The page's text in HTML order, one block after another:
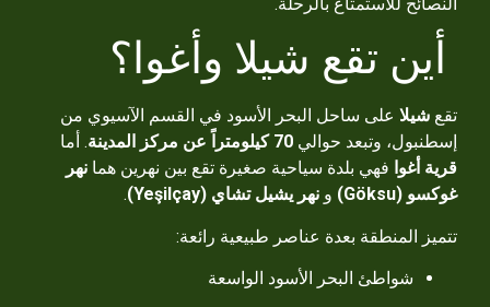
أين تقع شيلا وأغوا؟
تقع شيلا على ساحل البحر الأسود في القسم الآسيوي من
إسطنبول، وتبعد حوالي 70 كيلومتراً عن مركز المدينة
. أما
قرية أغوا فهي بلدة سياحية صغيرة تقع بين نهرين هما نهر
غوكسو (Göksu)
و نهر يشيل تشاي (Yeşilçay) .
تتميز المنطقة بعدة عناصر طبيعية رائعة:
شواطئ البحر الأسود الواسعة